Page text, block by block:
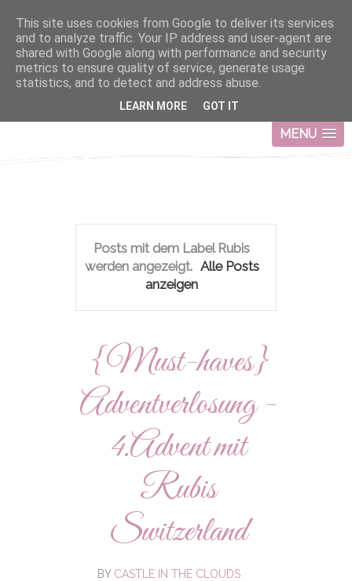
MENU
Posts mit dem Label Rubis
werden angezeigt. Alle Posts
anzeigen
{Must-haves}
Adventverlosung -
4.Advent mit
Rubis
Switzerland
BY CASTLE IN THE CLOUDS
This site uses cookies from Google to deliver its services
and to analyze traffic. Your IP address and user-agent are
shared with Google along with performance and security
metrics to ensure quality of service, generate usage
statistics, and to detect and address abuse.
LEARN MORE GOT IT